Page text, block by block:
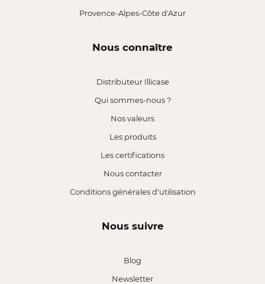
Provence-Alpes-Côte d'Azur
Nous connaître
Distributeur Illicase
Qui sommes-nous ?
Nos valeurs
Les produits
Les certifications
Nous contacter
Conditions générales d'utilisation
Nous suivre
Blog
Newsletter